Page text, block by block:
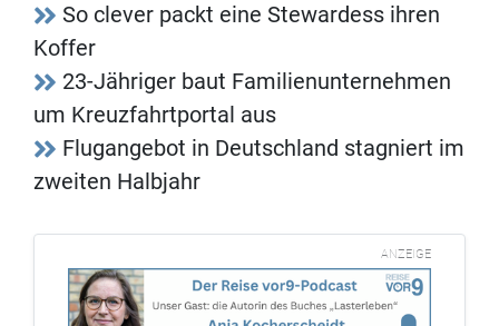
So clever packt eine Stewardess ihren
Koffer
23-Jähriger baut Familienunternehmen
um Kreuzfahrtportal aus
Flugangebot in Deutschland stagniert im
zweiten Halbjahr
ANZEIGE